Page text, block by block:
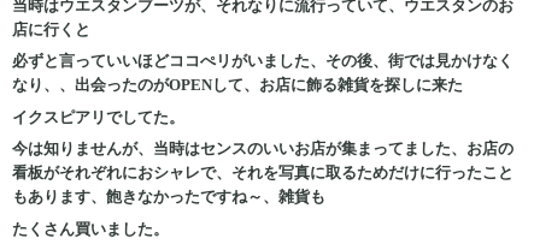
当時はウエスタンブーツが、それなりに流行っていて、ウエスタンのお
店に行くと
必ずと言っていいほどココぺリがいました、その後、街では見かけなく
なり、、出会ったのがOPENして、お店に飾る雑貨を探しに来た
イクスピアリでしてた。
今は知りませんが、当時はセンスのいいお店が集まってました、お店の
看板がそれぞれにおシャレで、それを写真に取るためだけに行ったこと
もあります、飽きなかったですね～、雑貨も
たくさん買いました。